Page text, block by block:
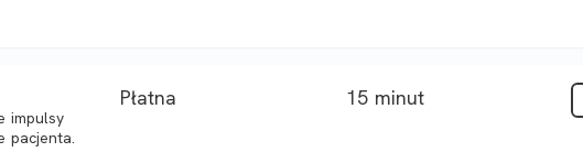
impulsy
pacjenta.
Płatna 15 minut